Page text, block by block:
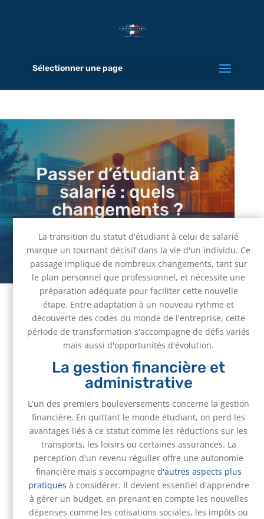
Sélectionner une page
Passer d’étudiant à
salarié : quels
changements ?
19 Août 2025 Conseils
La transition du statut d'étudiant à celui de salarié
marque un tournant décisif dans la vie d'un individu. Ce
passage implique de nombreux changements, tant sur
le plan personnel que professionnel, et nécessite une
préparation adéquate pour faciliter cette nouvelle
étape. Entre adaptation à un nouveau rythme et
découverte des codes du monde de l'entreprise, cette
période de transformation s'accompagne de défis variés
mais aussi d'opportunités d'évolution.
La gestion financière et
administrative
L'un des premiers bouleversements concerne la gestion
financière. En quittant le monde étudiant, on perd les
avantages liés à ce statut comme les réductions sur les
transports, les loisirs ou certaines assurances. La
perception d'un revenu régulier offre une autonomie
financière mais s'accompagne d'autres aspects plus
pratiques à considérer. Il devient essentiel d'apprendre
à gérer un budget, en prenant en compte les nouvelles
dépenses comme les cotisations sociales, les impôts ou